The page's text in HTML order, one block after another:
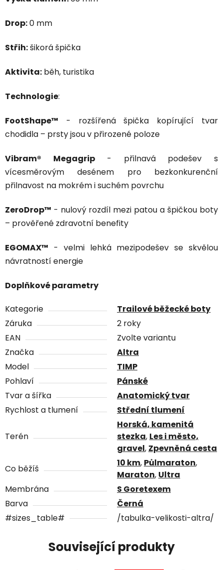
Drop:0 mm
Střih:šikorá špička
Aktivita: běh, turistika
Technologie:
FootShape™
- rozšířená špička kopírující tvar
chodidla – prsty jsou v přirozené poloze
Vibram® Megagrip
- přilnavá podešev s
vícesměrovým desénem pro bezkonkurenční
přilnavost na mokrém i suchém povrchu
ZeroDrop™ - nulový rozdíl mezi patou a špičkou boty
– prověřené zdravotní benefity
EGOMAX™ - velmi lehká mezipodešev se skvělou
návratností energie
Doplňkové parametry
Kategorie
Trailové běžecké boty
Záruka
2 roky
EAN
Zvolte variantu
Značka
Altra
Model
TIMP
Pohlaví
Pánské
Tvar a šířka
Anatomický tvar
Rychlost a tlumení
Střední tlumení
Terén
Horská, kamenitá
stezka, Les i město,
gravel, Zpevněná cesta
Co běžíš
10 km, Půlmaraton,
Maraton, Ultra
Membrána
S Goretexem
Barva
Černá
#sizes_table#
/tabulka-velikosti-altra/
Související produkty